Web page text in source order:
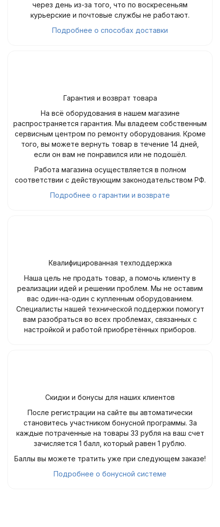
через день из-за того, что по воскресеньям
курьерские и почтовые службы не работают.
Подробнее о способах доставки
Гарантия и возврат товара
На всё оборудования в нашем магазине
распространяется гарантия. Мы владеем собственным
сервисным центром по ремонту оборудования. Кроме
того, вы можете вернуть товар в течение 14 дней,
если он вам не понравился или не подошёл.
Работа магазина осуществляется в полном
соответствии с действующим законодательством РФ.
Подробнее о гарантии и возврате
Квалифицированная техподдержка
Наша цель не продать товар, а помочь клиенту в
реализации идей и решении проблем. Мы не оставим
вас один-на-один с купленным оборудованием.
Специалисты нашей технической поддержки помогут
вам разобраться во всех проблемах, связанных с
настройкой и работой приобретённых приборов.
Скидки и бонусы для наших клиентов
После регистрации на сайте вы автоматически
становитесь участником бонусной программы. За
каждые потраченные на товары 33 рубля на ваш счет
зачисляется 1 балл, который равен 1 рублю.
Баллы вы можете тратить уже при следующем заказе!
Подробнее о бонусной системе